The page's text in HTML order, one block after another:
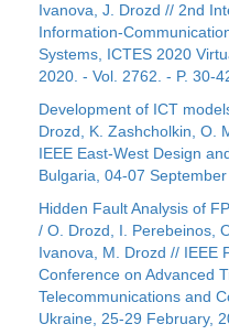
Ivanova, J. Drozd // 2nd
Information-
Systems, ICTES 2020
2020. - Vol. 2762. - P. 30-
Development of ICT
Drozd, K. Zashcholkin, O.
IEEE East-West Design
Bulgaria, 04-07
Hidden Fault Analysis of
/ O. Drozd, I. Perebeinos,
Ivanova, M. Drozd // IEEE
Conference on Advanced
Telecommunications and
Ukraine, 25-29 February,